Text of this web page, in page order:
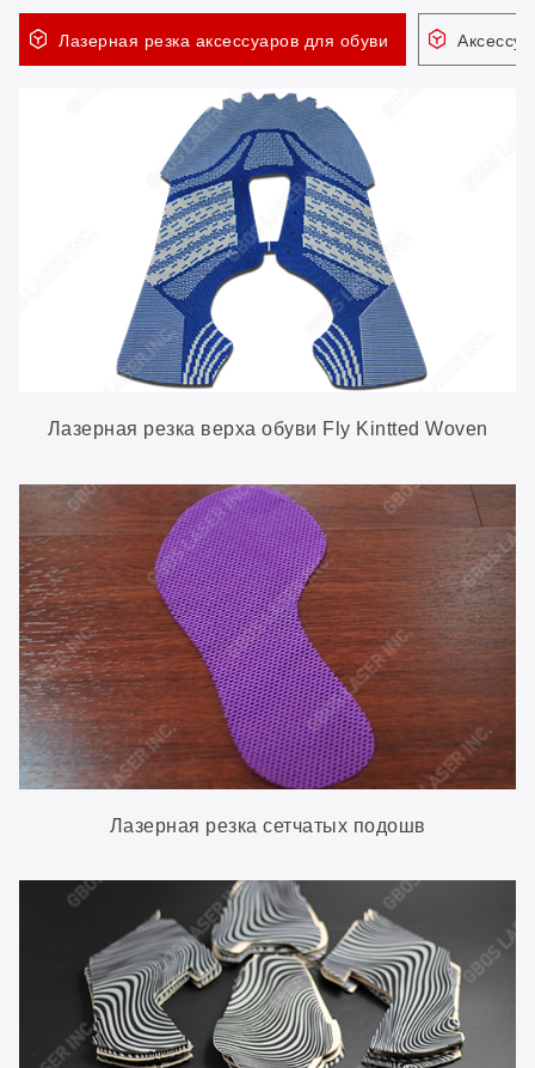
Лазерная резка аксессуаров для обуви
Лазерная резка верха обуви Fly Kintted Woven
Лазерная резка сетчатых подошв